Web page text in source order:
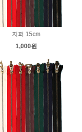
지퍼 15cm
1,000원